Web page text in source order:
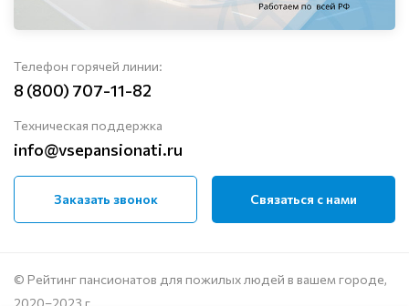
Телефон горячей линии:
8 (800) 707-11-82
Техническая поддержка
info@vsepansionati.ru
Заказать звонок Связаться с нами
© Рейтинг пансионатов для пожилых людей в вашем городе,